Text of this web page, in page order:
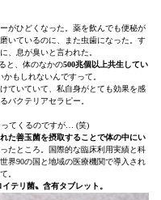
がひどくなった。薬を飲んでも便秘が
いているのに、また虫歯になった。す
、息が臭いと言われた。
と、体のなかの500兆個以上共生してい
もしれないんですって。
ていていて、私自身がとても効果を感
バクテリアセラピー。
てくるのですが… (笑)
た善玉菌を摂取することで体の中にい
ったところ。国際的な臨床利用実績と科
界90の国と地域の医療機関で導入され
。
テリ菌〟含有タブレット。